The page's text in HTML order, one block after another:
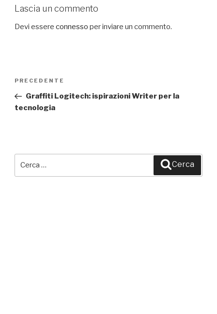
Lascia un commento
Devi essere connesso per inviare un commento.
Navigazione
Articolo
precedente:
PRECEDENTE
Graffiti Logitech: ispirazioni Writer per la
tecnologia
Cerca